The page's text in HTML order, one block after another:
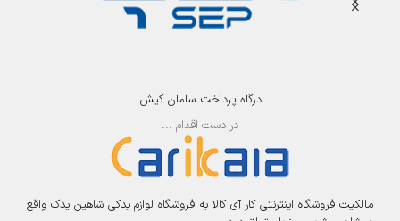
درگاه پرداخت سامان کیش
در دست اقدام ...
مالکیت فروشگاه اینترنتی کار آی کالا به فروشگاه لوازم یدکی شاهین یدک واقع